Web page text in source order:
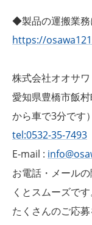
◆製品の運搬業
https://
株式会社オオサワ
愛知県豊橋市飯
から車で3分です）
tel:0532-35-7493
E-mail :
お電話・メール
くとスムーズです
たくさんのご応